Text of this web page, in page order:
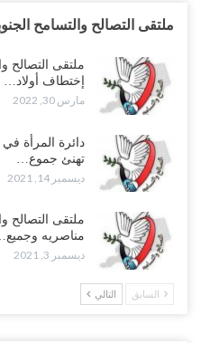
ملتقى التصالح والتسامح
ملتقى التصالح
إختطاف أولاد…
مارس 30, 2022
دائرة المرأة
تهنئ جموع…
ديسمبر 14, 2021
ملتقى التصالح
مناصريه
ديسمبر 3, 2021
السابق التالي